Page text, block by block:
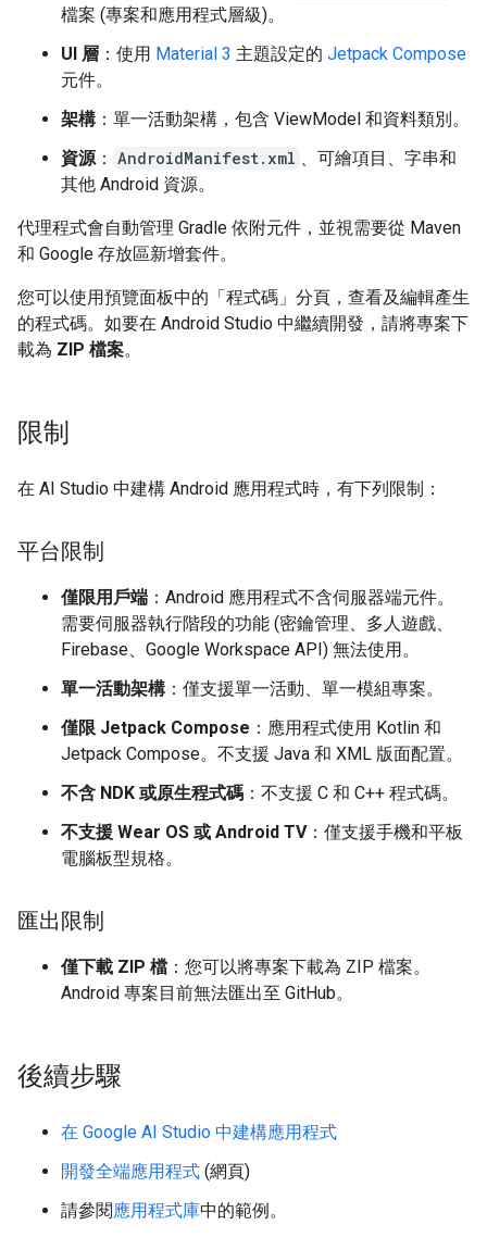
檔案 (專案和應用程式層級)。
UI 層 ：使用 Material 3 主題設定的 Jetpack Compose
元件。
架構 ：單一活動架構，包含 ViewModel 和資料類別。
資源： AndroidManifest.xml 、可繪項目、字串和
其他 Android 資源。
代理程式會自動管理 Gradle 依附元件，並視需要從 Maven
和 Google 存放區新增套件。
您可以使用預覽面板中的「程式碼」 分頁，查看及編輯產生
的程式碼。如要在 Android Studio 中繼續開發，請將專案下
載為 ZIP 檔案。
限制
在 AI Studio 中建構 Android 應用程式時，有下列限制：
平台限制
僅限用戶端 ：Android 應用程式不含伺服器端元件。
需要伺服器執行階段的功能 (密鑰管理、多人遊戲、
Firebase、Google Workspace API) 無法使用。
單一活動架構 ：僅支援單一活動、單一模組專案。
僅限 Jetpack Compose ：應用程式使用 Kotlin 和
Jetpack Compose。不支援 Java 和 XML 版面配置。
不含 NDK 或原生程式碼 ：不支援 C 和 C++ 程式碼。
不支援 Wear OS 或 Android TV：僅支援手機和平板
電腦板型規格。
匯出限制
僅下載 ZIP 檔 ：您可以將專案下載為 ZIP 檔案。
Android 專案目前無法匯出至 GitHub。
後續步驟
在 Google AI Studio 中建構應用程式
開發全端應用程式 (網頁)
請參閱應用程式庫中的範例。